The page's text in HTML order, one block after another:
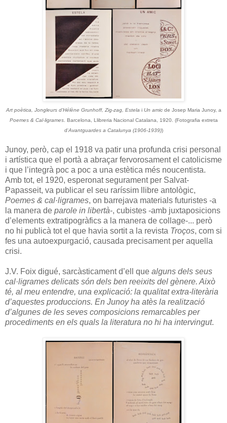
Art poètica, Jongleurs d’Hélène Grunhoff, Zig-zag, Estela i Un amicde Josep Maria Junoy, a
Poemes & Cal·ligrames. Barcelona, Llibreria Nacional Catalana, 1920. (Fotografia extreta
d'Avantguardes a Catalunya (1906-1939))
Junoy, però, cap el 1918 va patir una profunda crisi personal
i artística que el portà a abraçar fervorosament el catolicisme
i que l’integrà poc a poc a una estètica més noucentista.
Amb tot, el 1920, esperonat segurament per Salvat-
Papasseit, va publicar el seu raríssim llibre antològic,
Poemes & cal·ligrames, on barrejava materials futuristes -a
la manera de parole in libertà-, cubistes -amb juxtaposicions
d’elements extratipogràfics a la manera de collage-... però
no hi publicà tot el que havia sortit a la revista Troços, com si
fes una autoexpurgació, causada precisament per aquella
crisi.
J.V. Foix digué, sarcàsticament d’ell que alguns dels seus
cal·ligrames delicats són dels ben reeixits del gènere. Això
té, al meu entendre, una explicació: la qualitat extra-literària
d’aquestes produccions. En Junoy ha atès la realització
d’algunes de les seves composicions remarcables per
procediments en els quals la literatura no hi ha intervingut.